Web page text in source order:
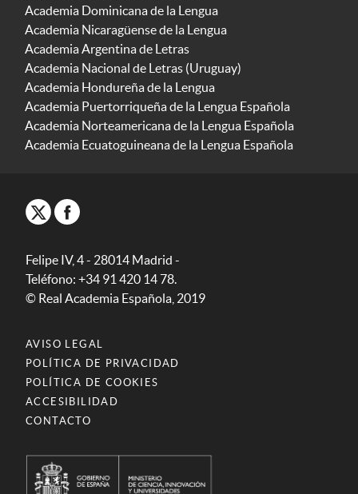
Academia Dominicana de la Lengua
Academia Nicaragüense de la Lengua
Academia Argentina de Letras
Academia Nacional de Letras (Uruguay)
Academia Hondureña de la Lengua
Academia Puertorriqueña de la Lengua Española
Academia Norteamericana de la Lengua Española
Academia Ecuatoguineana de la Lengua Española
Felipe IV, 4 - 28014 Madrid -
Teléfono: +34 91 420 14 78.
© Real Academia Española, 2019
AVISO LEGAL
POLÍTICA DE PRIVACIDAD
POLÍTICA DE COOKIES
ACCESIBILIDAD
CONTACTO